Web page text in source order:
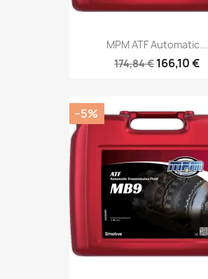
MPM ATF Automatic...
174,84 € 166,10 €
−5%